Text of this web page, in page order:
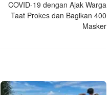
COVID-19 dengan Ajak Warga
Taat Prokes dan Bagikan 400
Masker